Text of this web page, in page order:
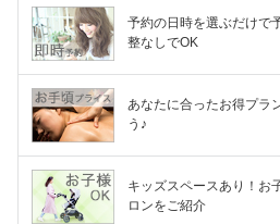
予約の日時を選ぶだけで
整なしでOK
あなたに合ったお得プラ
う♪
キッズスペースあり！お
ロンをご紹介